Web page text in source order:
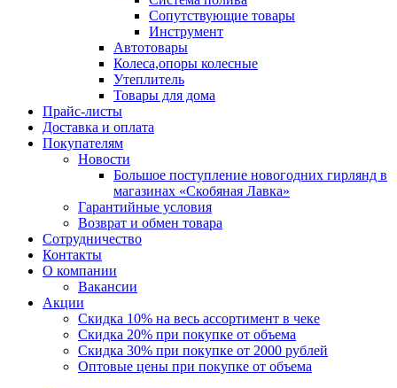
Сопутствующие товары
Инструмент
Автотовары
Колеса,опоры колесные
Утеплитель
Товары для дома
Прайс-листы
Доставка и оплата
Покупателям
Новости
Большое поступление новогодних гирлянд в
магазинах «Скобяная Лавка»
Гарантийные условия
Возврат и обмен товара
Сотрудничество
Контакты
О компании
Вакансии
Акции
Скидка 10% на весь ассортимент в чеке
Скидка 20% при покупке от объема
Скидка 30% при покупке от 2000 рублей
Оптовые цены при покупке от объема